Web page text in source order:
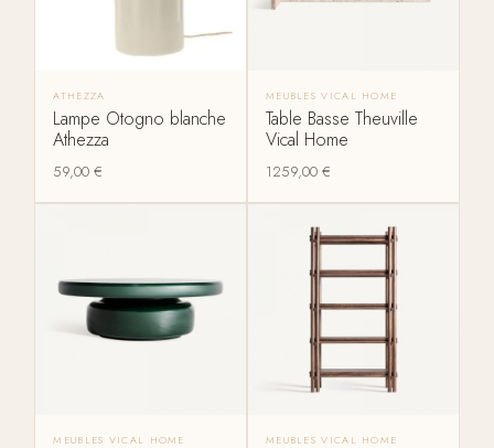
ATHEZZA
Lampe Otogno blanche
Athezza
59,00€
MEUBLES VICAL HOME
Table Basse Theuville
Vical Home
1259,00 €
MEUBLES VICAL HOME MEUBLES VICAL HOME